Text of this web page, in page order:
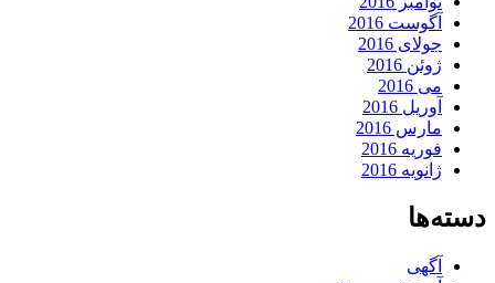
آگوست 2016
جولای 2016
ژوئن 2016
می 2016
آوریل 2016
مارس 2016
فوریه 2016
ژانویه 2016
دسته‌ها
آگهی